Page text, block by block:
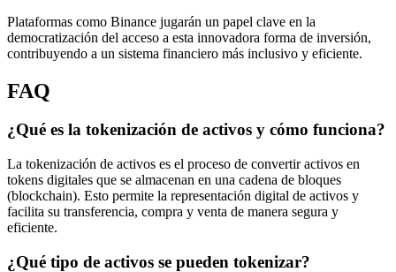
Plataformas como Binance jugarán un papel clave en la
democratización del acceso a esta innovadora forma de inversión,
contribuyendo a un sistema financiero más inclusivo y eficiente.
FAQ
¿Qué es la tokenización de activos y cómo funciona?
La tokenización de activos es el proceso de convertir activos en
tokens digitales que se almacenan en una cadena de bloques
(blockchain). Esto permite la representación digital de activos y
facilita su transferencia, compra y venta de manera segura y
eficiente.
¿Qué tipo de activos se pueden tokenizar?